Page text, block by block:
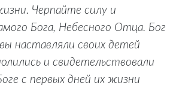
Черпайте силу и
Бога, Небесного Отца. Бог
наставляли своих детей
и свидетельствовали
с первых дней их жизни